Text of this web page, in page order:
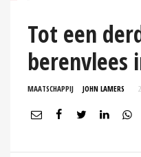
Tot een
berenvlees
MAATSCHAPPIJ JOHN LAMERS